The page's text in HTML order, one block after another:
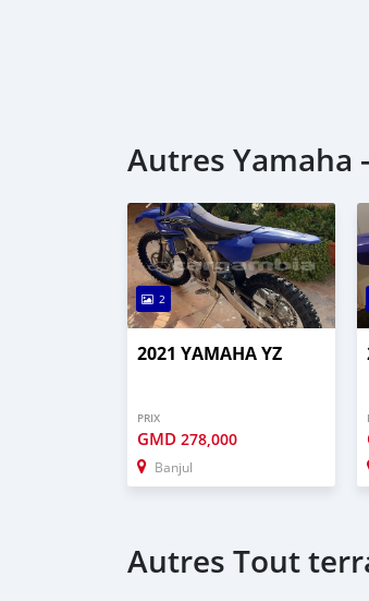
Autres Yamaha
2
2021 YAMAHA YZ
PRIX
GMD 278,000
Banjul
Autres Tout